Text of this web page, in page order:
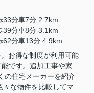
33分車7分 2.7km
39分車8分 3.1km
62分車13分 4.9km
お得な制度が利用可能
です。追加工事や家
の住宅メーカーを紹介
な物件を比較してマ